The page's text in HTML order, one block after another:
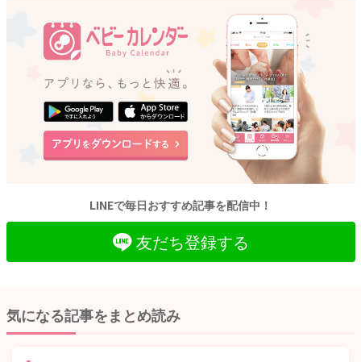
LINEで毎日おすすめ記事を配信中！
友だち登録する
気になる記事をまとめ読み